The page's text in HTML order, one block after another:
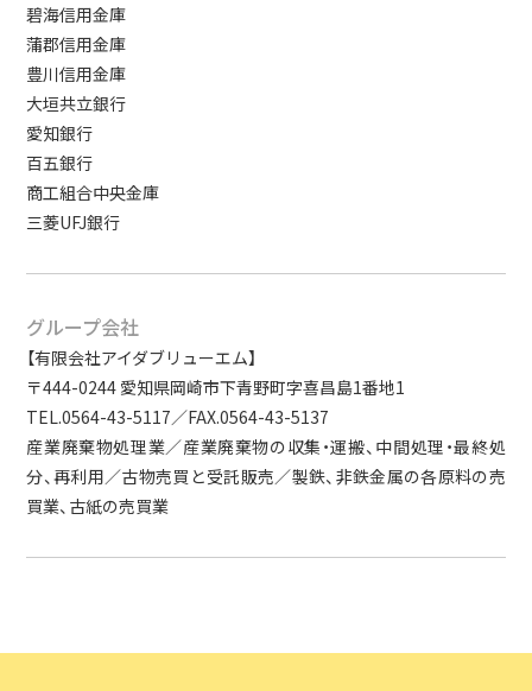
碧海信用金庫
蒲郡信用金庫
豊川信用金庫
大垣共立銀行
愛知銀行
百五銀行
商工組合中央金庫
三菱UFJ銀行
グループ会社
【有限会社アイダブリューエム】
〒444-0244 愛知県岡崎市下青野町字喜昌島1番地1
TEL.0564-43-5117／FAX.0564-43-5137
産業廃棄物処理業／産業廃棄物の収集・運搬、中間処理・最終処
分、再利用／古物売買と受託販売／製鉄、非鉄金属の各原料の売
買業、古紙の売買業